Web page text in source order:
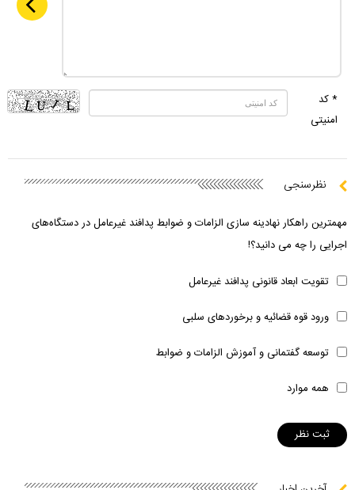
* کد
امنیتی
نظرسنجی
مهمترین راهکار نهادینه سازی الزامات و ضوابط پدافند غیرعامل در دستگاه‌های
اجرایی را چه می دانید؟!
تقویت ابعاد قانونی پدافند غیرعامل
ورود قوه قضائیه و برخوردهای سلبی
توسعه گفتمانی و آموزش الزامات و ضوابط
همه موارد